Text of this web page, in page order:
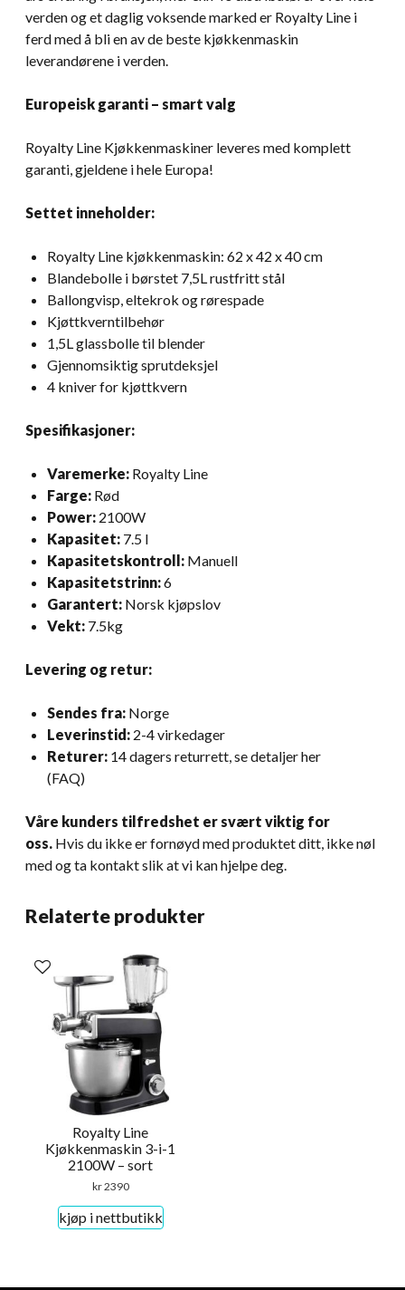
verden og et daglig voksende marked er Royalty Line i
ferd med å bli en av de beste kjøkkenmaskin
leverandørene i verden.
Europeisk garanti – smart valg
Royalty Line Kjøkkenmaskiner leveres med komplett
garanti, gjeldene i hele Europa!
Settet inneholder:
Royalty Line kjøkkenmaskin: 62 x 42 x 40 cm
Blandebolle i børstet 7,5L rustfritt stål
Ballongvisp, eltekrok og rørespade
Kjøttkverntilbehør
1,5L glassbolle til blender
Gjennomsiktig sprutdeksjel
4 kniver for kjøttkvern
Spesifikasjoner:
Varemerke: Royalty Line
Farge: Rød
Power: 2100W
Kapasitet: 7.5 l
Kapasitetskontroll: Manuell
Kapasitetstrinn:6
Garantert: Norsk kjøpslov
Vekt: 7.5kg
Levering og retur:
Sendes fra: Norge
Leverinstid: 2-4 virkedager
Returer: 14 dagers returrett, se detaljer her
(FAQ)
Våre kunders tilfredshet er svært viktig for
oss. Hvis du ikke er fornøyd med produktet ditt, ikke nøl
med og ta kontakt slik at vi kan hjelpe deg.
Relaterte produkter
Royalty Line
Kjøkkenmaskin 3-i-1
2100W – sort
kr2390
kjøp i nettbutikk